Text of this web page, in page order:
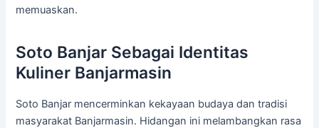
memuaskan.
Soto Banjar Sebagai Identitas
Kuliner Banjarmasin
Soto Banjar mencerminkan kekayaan budaya dan tradisi
masyarakat Banjarmasin. Hidangan ini melambangkan rasa